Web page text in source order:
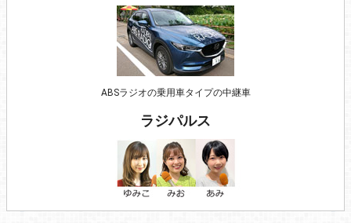
ABSラジオの乗用車タイプの中継車
ラジパルス